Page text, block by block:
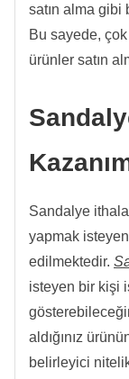
satın alma gibi
Bu sayede,
ürünler satın
Sandalye
yapmak
edilmektedir.
isteyen bir kişi
aldığınız
belirleyici